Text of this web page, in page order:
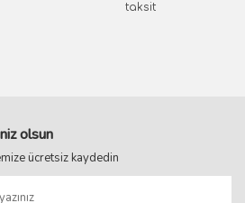
taksit
olsun
ücretsiz kaydedin